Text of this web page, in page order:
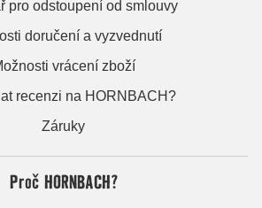
pro odstoupení od smlouvy
doručení a vyzvednutí
vrácení zboží
recenzi na HORNBACH?
Záruky
Proč HORNBACH?